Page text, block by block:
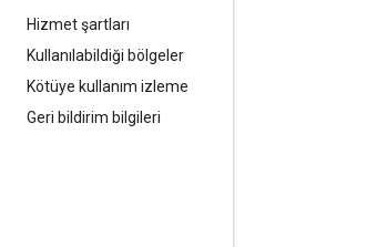
Hizmet şartları
Kullanılabildiği bölgeler
Kötüye kullanım izleme
Geri bildirim bilgileri